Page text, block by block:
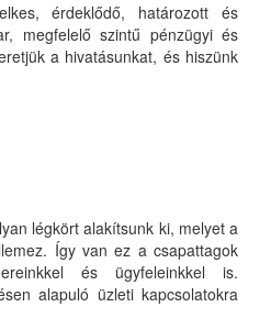
érdeklődő, határozott és
megfelelő szintű pénzügyi és
a hivatásunkat, és hiszünk
légkört alakítsunk ki, melyet a
Így van ez a csapattagok
és ügyfeleinkkel is.
alapuló üzleti kapcsolatokra